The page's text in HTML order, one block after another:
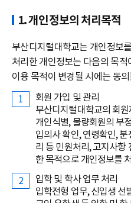
1. 개인정보의 처리목적
부산디지털대학교는 개인정보
처리한 개인정보는 다음의 목
이용 목적이 변경될 시에는 동
회원 가입 및 관리
부산디지털대학교의 회
개인식별, 불량회원의 부
입의사 확인, 연령확인,
리 등 민원처리, 고지사항
한 목적으로 개인정보를
입학 및 학사 업무 처리
입학전형 업무, 신입생 선